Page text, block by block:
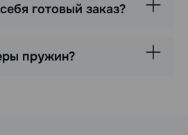
готовый заказ?
пружин?